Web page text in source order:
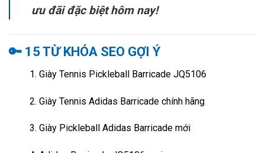
ưu đãi đặc biệt hôm nay!
🔑 15 TỪ KHÓA SEO GỢI Ý
Giày Tennis Pickleball Barricade JQ5106
Giày Tennis Adidas Barricade chính hãng
Giày Pickleball Adidas Barricade mới